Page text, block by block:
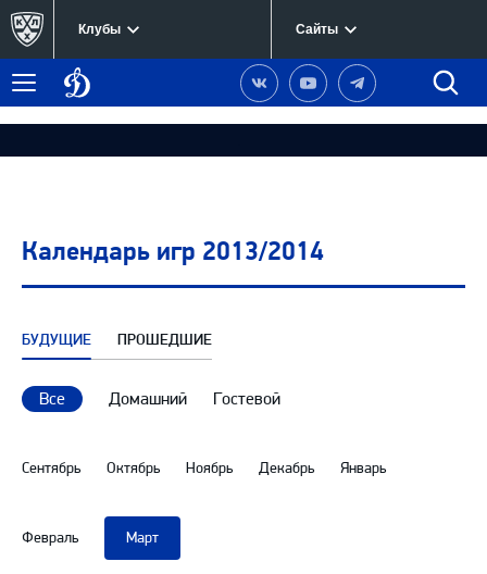
Клубы Сайты
Меню
Динамо
Москва
Наша
группа
Вконтакте
Наш
канал
YouTube
Наш
канал
Telegram
Календарь игр 2013/2014
БУДУЩИЕ ПРОШЕДШИЕ
Все Домашний Гостевой
Сентябрь Октябрь Ноябрь Декабрь Январь
Февраль Март